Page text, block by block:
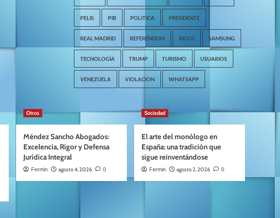
PELIS PIB POLITICA PRESIDENTE
REAL MADRID REFERÉNDUM RICOS SAMSUNG
TECNOLOGÍA TRUMP TURISMO USUARIOS
VENEZUELA VIOLACION WHATSAPP
Otros
Méndez Sancho Abogados:
Excelencia, Rigor y Defensa
Jurídica Integral
Fermin agosto 4, 2026 0
Sociedad
El arte del monólogo en
España: una tradición que
sigue reinventándose
Fermin agosto 2, 2026 0